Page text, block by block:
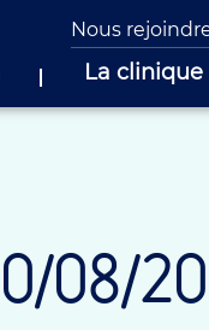
La clinique
Nous
08/